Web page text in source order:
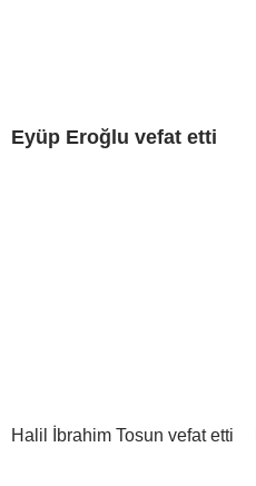
Eyüp Eroğlu vefat etti
Halil İbrahim Tosun vefat etti